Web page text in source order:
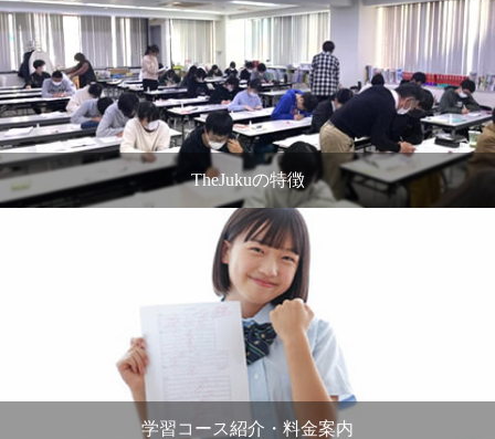
TheJukuの特徴
学習コース紹介・料金案内